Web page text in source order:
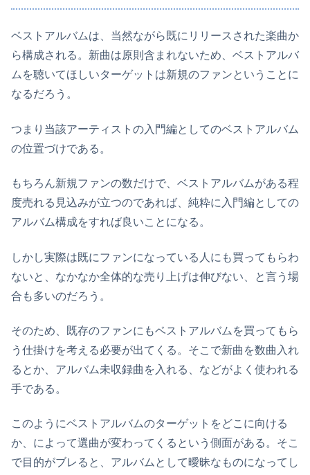
ベストアルバムは、当然ながら既にリリースされた楽曲か
ら構成される。新曲は原則含まれないため、ベストアルバ
ムを聴いてほしいターゲットは新規のファンということに
なるだろう。
つまり当該アーティストの入門編としてのベストアルバム
の位置づけである。
もちろん新規ファンの数だけで、ベストアルバムがある程
度売れる見込みが立つのであれば、純粋に入門編としての
アルバム構成をすれば良いことになる。
しかし実際は既にファンになっている人にも買ってもらわ
ないと、なかなか全体的な売り上げは伸びない、と言う場
合も多いのだろう。
そのため、既存のファンにもベストアルバムを買ってもら
う仕掛けを考える必要が出てくる。そこで新曲を数曲入れ
るとか、アルバム未収録曲を入れる、などがよく使われる
手である。
このようにベストアルバムのターゲットをどこに向ける
か、によって選曲が変わってくるという側面がある。そこ
で目的がブレると、アルバムとして曖昧なものになってし